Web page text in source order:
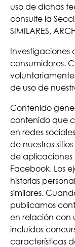
uso de dichas
consulte la
SIMILARES,
Investigaciones
consumidores.
voluntariamente
de uso de
Contenido
contenido que
en redes
de nuestros
de aplicaciones
Facebook. Los
historias
similares.
publicamos
en relación con
incluidos
características